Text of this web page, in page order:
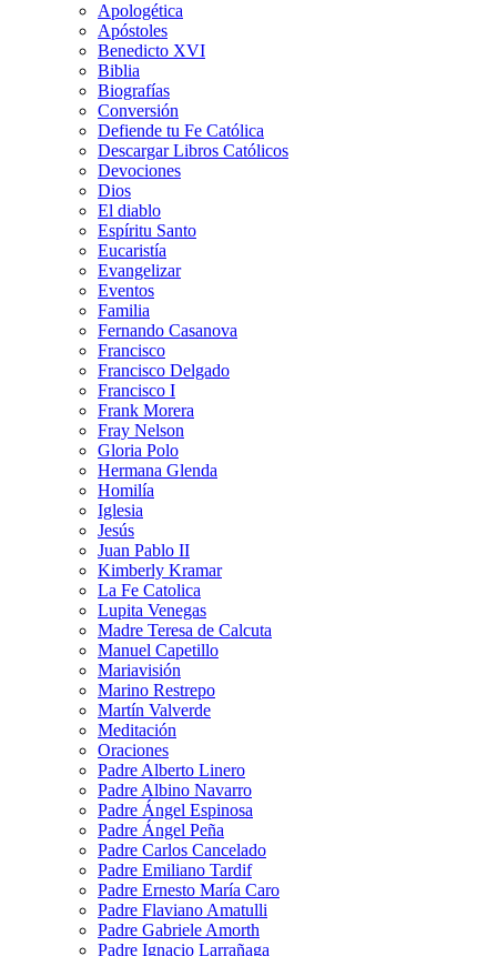
Apologética
Apóstoles
Benedicto XVI
Biblia
Biografías
Conversión
Defiende tu Fe Católica
Descargar Libros Católicos
Devociones
Dios
El diablo
Espíritu Santo
Eucaristía
Evangelizar
Eventos
Familia
Fernando Casanova
Francisco
Francisco Delgado
Francisco I
Frank Morera
Fray Nelson
Gloria Polo
Hermana Glenda
Homilía
Iglesia
Jesús
Juan Pablo II
Kimberly Kramar
La Fe Catolica
Lupita Venegas
Madre Teresa de Calcuta
Manuel Capetillo
Mariavisión
Marino Restrepo
Martín Valverde
Meditación
Oraciones
Padre Alberto Linero
Padre Albino Navarro
Padre Ángel Espinosa
Padre Ángel Peña
Padre Carlos Cancelado
Padre Emiliano Tardif
Padre Ernesto María Caro
Padre Flaviano Amatulli
Padre Gabriele Amorth
Padre Ignacio Larrañaga